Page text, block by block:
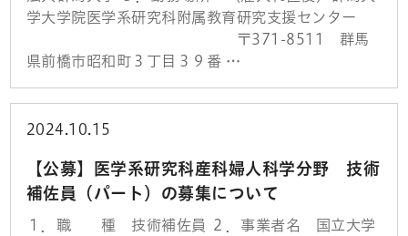
学大学院医学系研究科附属教育研究支援センター
〒371-8511 群馬
県前橋市昭和町３丁目３９番 …
2024.10.15
【公募】医学系研究科産科婦人科学分野 技術
補佐員（パート）の募集について
１．職 種 技術補佐員 ２．事業者名 国立大学